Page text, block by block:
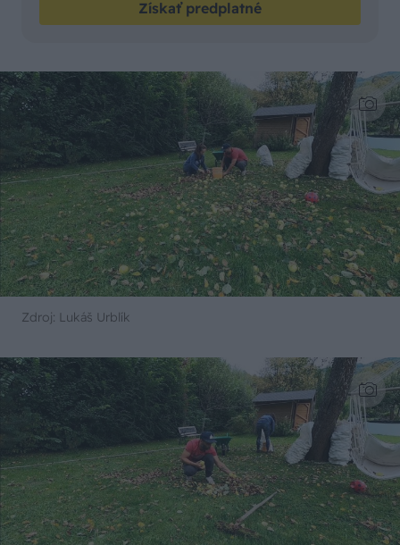
Získať predplatné
Zdroj: Lukáš Urblík